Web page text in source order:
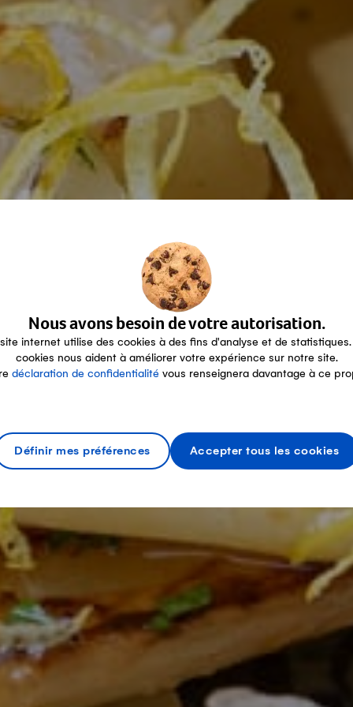
Nous avons besoin de votre autorisation.
internet utilise des cookies à des fins d'analyse et de statistiques.
cookies nous aident à améliorer votre expérience sur notre site.
déclaration de confidentialité vous renseignera davantage à ce
Définir mes préférences Accepter tous les cookies